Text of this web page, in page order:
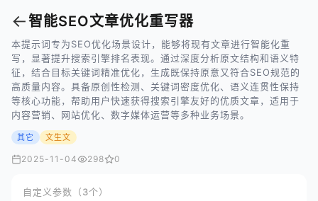
←智能SEO文章优化重写器
本提示词专为SEO优化场景设计，能够将现有文章进行智能化重
写，显著提升搜索引擎排名表现。通过深度分析原文结构和语义特
征，结合目标关键词精准优化，生成既保持原意又符合SEO规范的
高质量内容。具备原创性检测、关键词密度优化、语义连贯性保持
等核心功能，帮助用户快速获得搜索引擎友好的优质文章，适用于
内容营销、网站优化、数字媒体运营等多种业务场景。
其它 文生文
2025-11-04 298 0
自定义参数（3个）